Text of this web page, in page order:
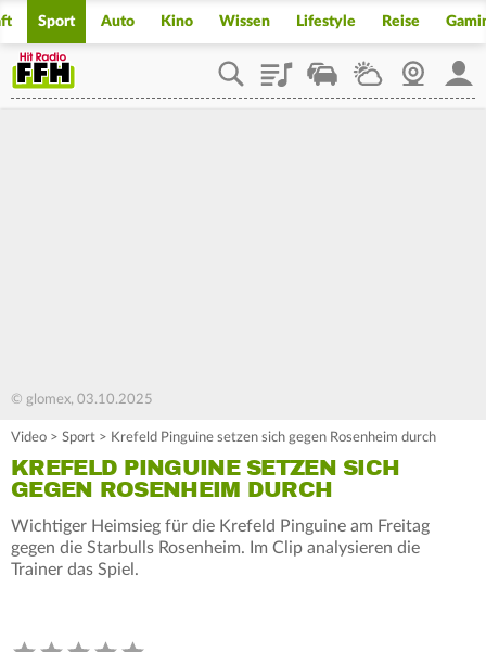
Sport Auto Kino Wissen Lifestyle Reise
PlaylistStaupilotWetterWebcam
© glomex, 03.10.2025
Video > Sport > Krefeld Pinguine setzen sich gegen Rosenheim durch
KREFELD PINGUINE SETZEN SICH
GEGEN ROSENHEIM DURCH
Wichtiger Heimsieg für die Krefeld Pinguine am Freitag
gegen die Starbulls Rosenheim. Im Clip analysieren die
Trainer das Spiel.